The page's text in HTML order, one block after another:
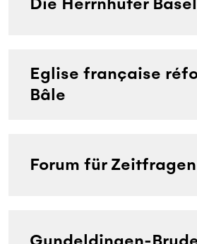
Eglise française
Bâle
Forum für